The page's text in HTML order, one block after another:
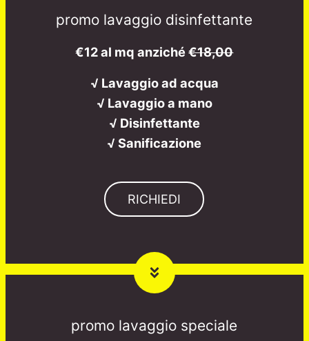
promo lavaggio disinfettante
€12 al mq anziché€18,00
√ Lavaggio ad acqua
√ Lavaggio a mano
√ Disinfettante
√ Sanificazione
RICHIEDI
promo lavaggio speciale